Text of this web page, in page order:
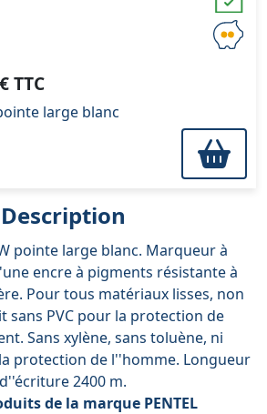
TTC
large blanc
Description
pointe large blanc. Marqueur à
encre à pigments résistante à
Pour tous matériaux lisses, non
sans PVC pour la protection de
Sans xylène, sans toluène, ni
protection de l''homme. Longueur
d''écriture 2400 m.
de la marque PENTEL